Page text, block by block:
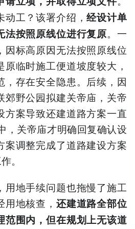
动工？该署介绍，经设计单
法按照原线位进行复原。一
因标高原因无法按照原线位
临时施工便道坡度较大，
，存在安全隐患。后续，因
郊野公园拟建关帝庙，关帝
方案导致还建道路方案一直
，关帝庙才明确回复确认设
案调整完成了道路建设方案
。
用地手续问题也拖慢了施工
地核查， 还建道路全部位
范围内，但在规划上无该道